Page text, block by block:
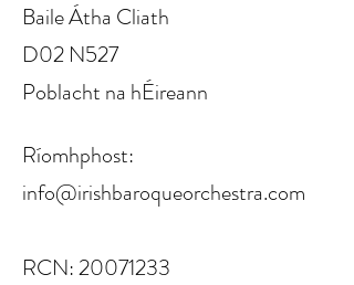
Baile Átha Cliath
D02 N527
Poblacht na hÉireann
Ríomhphost:
info@irishbaroqueorchestra.com
RCN:20071233